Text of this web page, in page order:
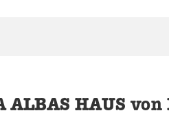
sehen gerade einen
ALBAS HAUS